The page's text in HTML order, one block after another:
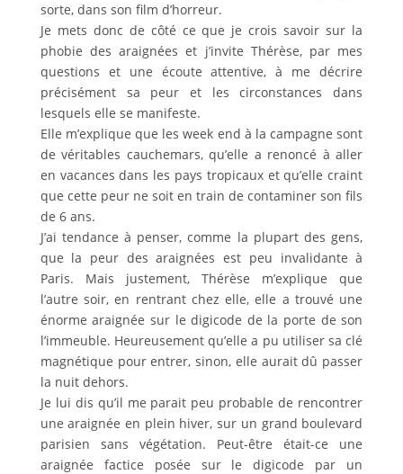
sorte, dans son film d’horreur.
Je mets donc de côté ce que je crois savoir sur la
phobie des araignées et j’invite Thérèse, par mes
questions et une écoute attentive, à me décrire
précisément sa peur et les circonstances dans
lesquels elle se manifeste.
Elle m’explique que les week end à la campagne sont
de véritables cauchemars, qu’elle a renoncé à aller
en vacances dans les pays tropicaux et qu’elle craint
que cette peur ne soit en train de contaminer son fils
de 6 ans.
J’ai tendance à penser, comme la plupart des gens,
que la peur des araignées est peu invalidante à
Paris. Mais justement, Thérèse m’explique que
l’autre soir, en rentrant chez elle, elle a trouvé une
énorme araignée sur le digicode de la porte de son
l’immeuble. Heureusement qu’elle a pu utiliser sa clé
magnétique pour entrer, sinon, elle aurait dû passer
la nuit dehors.
Je lui dis qu’il me parait peu probable de rencontrer
une araignée en plein hiver, sur un grand boulevard
parisien sans végétation. Peut-être était-ce une
araignée factice posée sur le digicode par un